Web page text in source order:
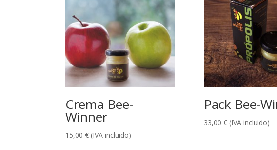
Crema Bee-
Winner
15,00€ (IVA incluido)
Pack Bee-
33,00 € (IVA incluido)